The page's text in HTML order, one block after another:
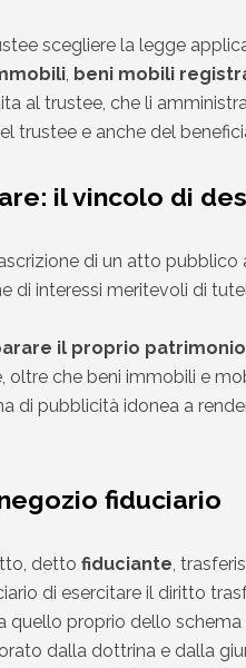
scegliere la legge
, beni mobili
al trustee, che li
trustee e anche del
il vincolo di
di un atto
di interessi meritevoli di
il proprio patrimonio
che beni immobili e
di pubblicità idonea a
fiduciario
detto fiduciante,
di esercitare il diritto
proprio dello
dalla dottrina e dalla